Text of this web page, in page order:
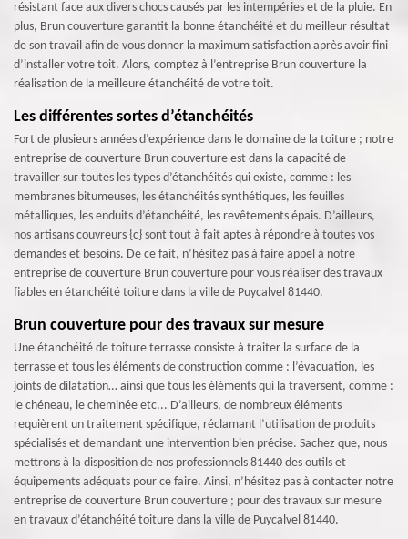
résistant face aux divers chocs causés par les intempéries et de la pluie. En
plus, Brun couverture garantit la bonne étanchéité et du meilleur résultat
de son travail afin de vous donner la maximum satisfaction après avoir fini
d’installer votre toit. Alors, comptez à l’entreprise Brun couverture la
réalisation de la meilleure étanchéité de votre toit.
Les différentes sortes d’étanchéités
Fort de plusieurs années d’expérience dans le domaine de la toiture ; notre
entreprise de couverture Brun couverture est dans la capacité de
travailler sur toutes les types d’étanchéités qui existe, comme : les
membranes bitumeuses, les étanchéités synthétiques, les feuilles
métalliques, les enduits d’étanchéité, les revêtements épais. D’ailleurs,
nos artisans couvreurs {c} sont tout à fait aptes à répondre à toutes vos
demandes et besoins. De ce fait, n’hésitez pas à faire appel à notre
entreprise de couverture Brun couverture pour vous réaliser des travaux
fiables en étanchéité toiture dans la ville de Puycalvel 81440.
Brun couverture pour des travaux sur mesure
Une étanchéité de toiture terrasse consiste à traiter la surface de la
terrasse et tous les éléments de construction comme : l’évacuation, les
joints de dilatation… ainsi que tous les éléments qui la traversent, comme :
le chéneau, le cheminée etc... D’ailleurs, de nombreux éléments
requièrent un traitement spécifique, réclamant l’utilisation de produits
spécialisés et demandant une intervention bien précise. Sachez que, nous
mettrons à la disposition de nos professionnels 81440 des outils et
équipements adéquats pour ce faire. Ainsi, n’hésitez pas à contacter notre
entreprise de couverture Brun couverture ; pour des travaux sur mesure
en travaux d’étanchéité toiture dans la ville de Puycalvel 81440.